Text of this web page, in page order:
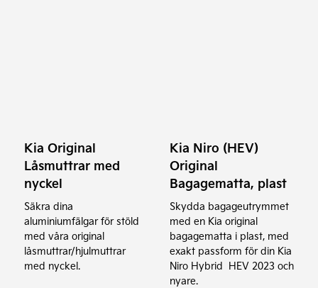
Kia Original
Låsmuttrar med
nyckel
Säkra dina
aluminiumfälgar för stöld
med våra original
låsmuttrar/hjulmuttrar
med nyckel.
Kia Niro (HEV)
Original
Bagagematta, plast
Skydda bagageutrymmet
med en Kia original
bagagematta i plast, med
exakt passform för din Kia
Niro Hybrid HEV 2023 och
nyare.